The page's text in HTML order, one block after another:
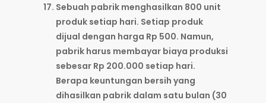
Sebuah pabrik menghasilkan 800 unit
produk setiap hari. Setiap produk
dijual dengan harga Rp 500. Namun,
pabrik harus membayar biaya produksi
sebesar Rp 200.000 setiap hari.
Berapa keuntungan bersih yang
dihasilkan pabrik dalam satu bulan (30